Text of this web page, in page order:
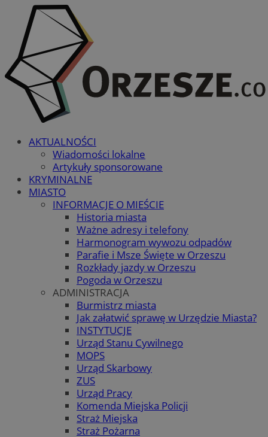
AKTUALNOŚCI
Wiadomości lokalne
Artykuły sponsorowane
KRYMINALNE
MIASTO
INFORMACJE O MIEŚCIE
Historia miasta
Ważne adresy i telefony
Harmonogram wywozu odpadów
Parafie i Msze Święte w Orzeszu
Rozkłady jazdy w Orzeszu
Pogoda w Orzeszu
ADMINISTRACJA
Burmistrz miasta
Jak załatwić sprawę w Urzędzie Miasta?
INSTYTUCJE
Urząd Stanu Cywilnego
MOPS
Urząd Skarbowy
ZUS
Urząd Pracy
Komenda Miejska Policji
Straż Miejska
Straż Pożarna